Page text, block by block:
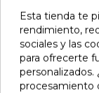
Esta tienda te
rendimiento,
sociales y las
para ofrecerte
personalizados.
procesamiento